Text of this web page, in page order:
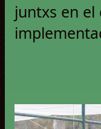
juntxs en el